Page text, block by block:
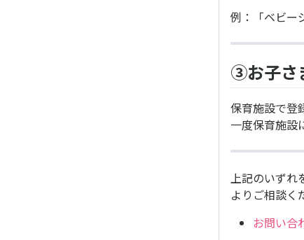
例：「ベビー
③お子さ
保育施設で登
一度保育施設
上記のいずれ
よりご相談く
お問い合